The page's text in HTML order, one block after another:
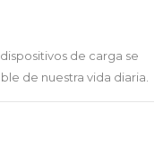
de carga se
de nuestra vida diaria.
los usuarios
de carga de manera
pueden hacer uso